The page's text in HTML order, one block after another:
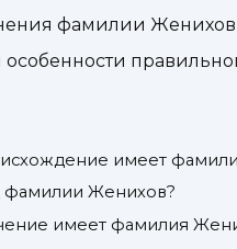
фамилии
имеет
фамилии Женихов?
имеет фамилия